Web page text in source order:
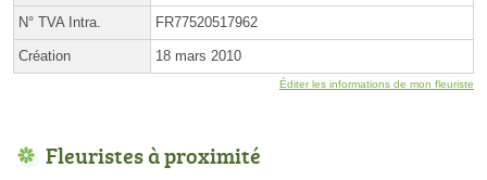
N° TVA Intra. FR77520517962
Création 18 mars 2010
Éditer les informations de mon fleuriste
Fleuristes à proximité